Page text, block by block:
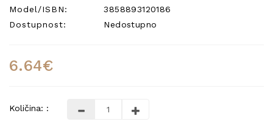
Model/ISBN:
3858893120186
Dostupnost:
Nedostupno
6.64€
Količina: :